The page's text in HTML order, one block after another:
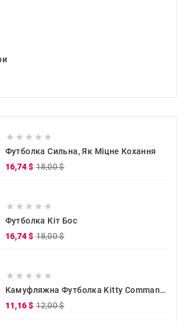
    
Футболка Сильна, Як Міцне Кохання
16,74 $ 18,00 $
    
Футболка Кіт Бос
16,74 $ 18,00 $
    
Камуфляжна Футболка Kitty Commander
11,16 $ 12,00 $